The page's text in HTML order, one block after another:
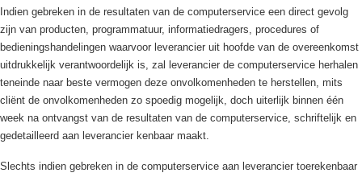
Indien gebreken in de resultaten van de computerservice een direct gevolg
zijn van producten, programmatuur, informatiedragers, procedures of
bedieningshandelingen waarvoor leverancier uit hoofde van de overeenkomst
uitdrukkelijk verantwoordelijk is, zal leverancier de computerservice herhalen
teneinde naar beste vermogen deze onvolkomenheden te herstellen, mits
cliënt de onvolkomenheden zo spoedig mogelijk, doch uiterlijk binnen één
week na ontvangst van de resultaten van de computerservice, schriftelijk en
gedetailleerd aan leverancier kenbaar maakt.
Slechts indien gebreken in de computerservice aan leverancier toerekenbaar